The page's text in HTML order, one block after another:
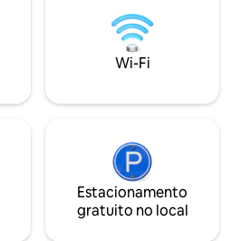
a 31 de outubro.
é
150 para
de roupa de
pé do centro
Lecce e
chegar à costa
os quartos têm ar
Wi-Fi
Estacionamento
gratuito no local